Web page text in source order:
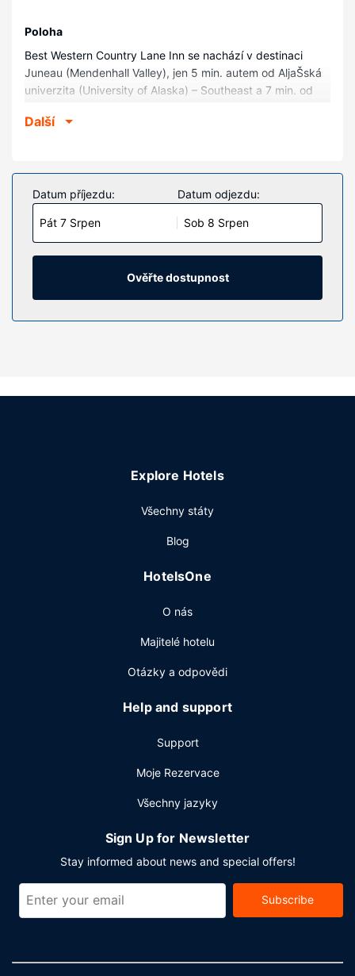
Poloha
Best Western Country Lane Inn se nachází v destinaci
Juneau (Mendenhall Valley), jen 5 min. autem od AljaŠská
univerzita (University of Alaska) – Southeast a 7 min. od
od Dům guvernéra AljaŠky a 13,8 km od Městské muzeum
V jednom z 55 klimatizovaných pokojů se budete cítit jako
doma. Bezdrátový internet zdarma vám zajistí spojení se
světem a televize, která nabízí kabelové kanály, dobrou
zábavu. Soukromé koupelny nabízí vybavení, jehož
součástí jsou vana se sprchou, toaletní potřeby zdarma a
vysoušeč vlasů. Další užitečné vybavení a služby:
kávovar/čajovar, žehlička a žehlicí prkno a telefon
recepce s nepřetržitým provozem. Hostům je zdarma
na letiště (k dispozici nonstop).
Další
Datum příjezdu:
Pát 7 Srpen
Datum odjezdu:
Sob 8 Srpen
Ověřte dostupnost
Explore Hotels
Všechny státy
Blog
HotelsOne
O nás
Majitelé hotelu
Otázky a odpovědi
Help and support
Support
Moje Rezervace
Všechny jazyky
Sign Up for Newsletter
Stay informed about news and special offers!
Subscribe